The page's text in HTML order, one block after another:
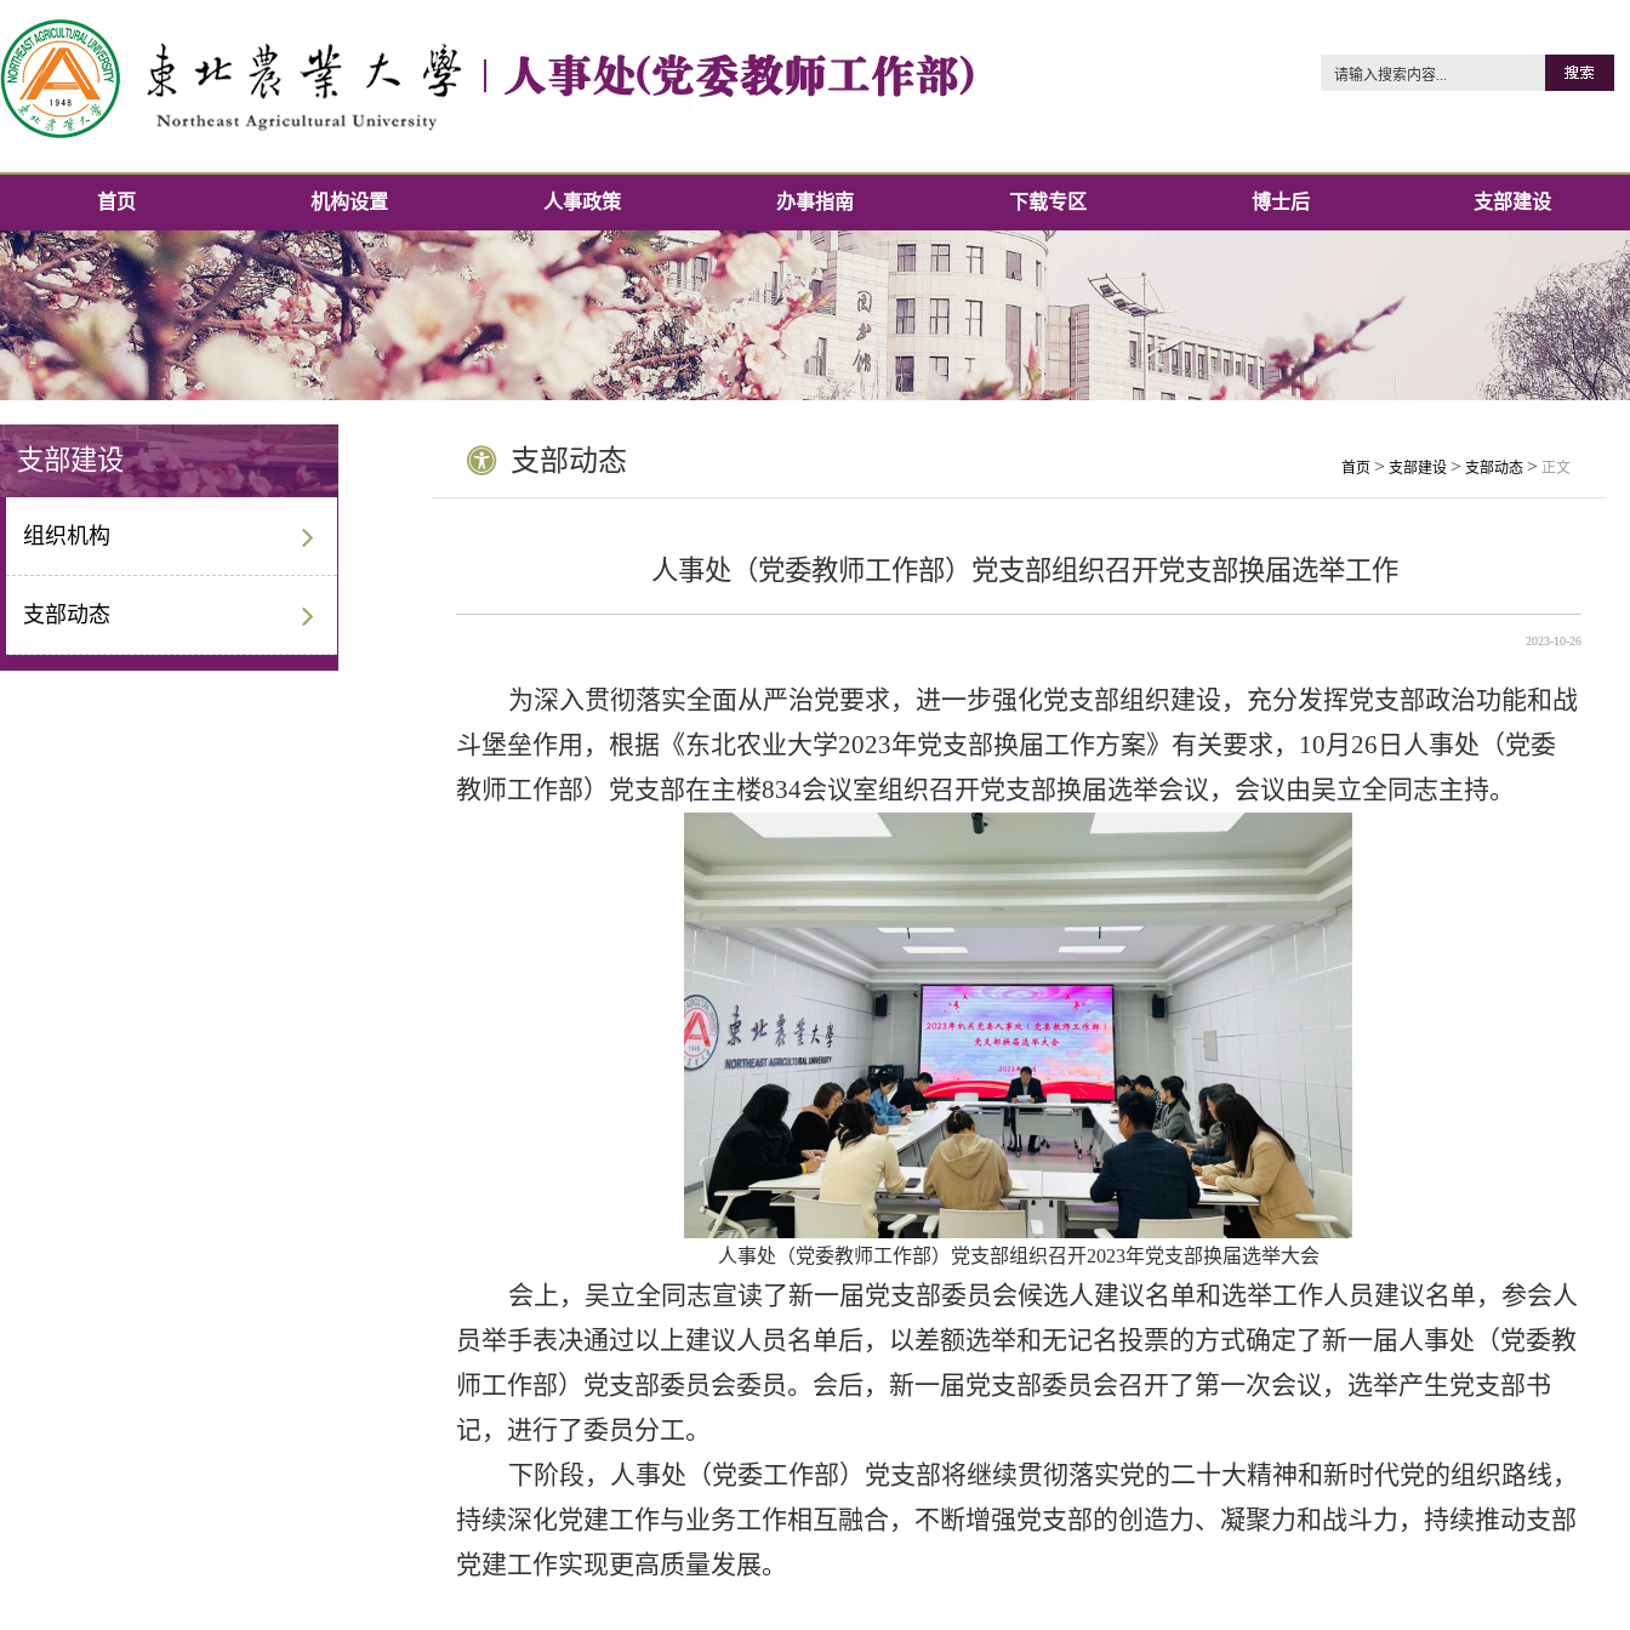
首页 机构设置 人事政策 办事指南 下载专区 博士后 支部建设
支部建设
组织机构
支部动态
支部动态 首页 > 支部建设 > 支部动态 >正文
人事处（党委教师工作部）党支部组织召开党支部换届选举工作
2023-10-26
为深入贯彻落实全面从严治党要求，进一步强化党支部组织建设，充分发挥党支部政治功能和战
斗堡垒作用，根据《东北农业大学2023年党支部换届工作方案》有关要求，10月26日人事处（党委
教师工作部）党支部在主楼834会议室组织召开党支部换届选举会议，会议由吴立全同志主持。
人事处（党委教师工作部） 党支部组织召开2023年党支部换届选举大会
会上，吴立全同志宣读了新一届党支部委员会候选人建议名单和选举工作人员建议名单，参会人
员举手表决通过以上建议人员名单后，以差额选举和无记名投票的方式确定了新一届人事处（党委教
师工作部）党支部委员会委员。会后，新一届党支部委员会召开了第一次会议，选举产生党支部书
记，进行了委员分工。
下阶段，人事处（党委工作部）党支部将继续贯彻落实党的二十大精神和新时代党的组织路线，
持续深化党建工作与业务工作相互融合，不断增强党支部的创造力、凝聚力和战斗力，持续推动支部
党建工作实现更高质量发展。